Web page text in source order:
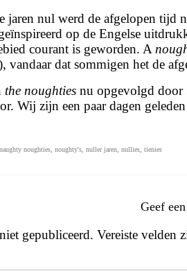
jaren nul werd de afgelopen tijd
op de Engelse
courant is geworden. A
vandaar dat sommigen het de
the noughties nu opgevolgd door
Wij zijn een paar dagen
naughty noughties noughty's nuller jaren nullies tienies
Geef
gepubliceerd. Vereiste velden